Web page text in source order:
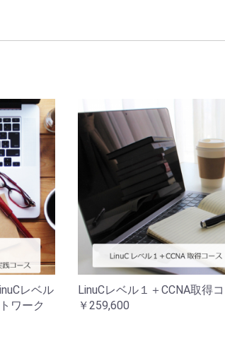
レベル
ワーク
LinuCレベル１＋CCNA取得
￥259,600